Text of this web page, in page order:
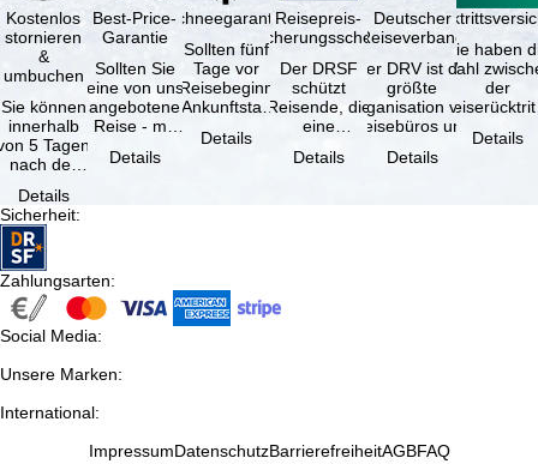
Kostenlos
stornieren
&
umbuchen
Sie können
innerhalb
5 Tagen
nach der
kostenfrei
…
Details
Best-Price-
Garantie
Sollten Sie
eine von uns
angebotene
Reise - mit
Leistung und
Details
Schneegarantie
Sollten fünf
Tage vor
Reisebeginn
(Ankunftstag)
Schneemangel
Details
Reisepreis-
Sicherungsschein
Der DRSF
schützt
Reisende, die
eine
oder
Details
Deutscher
Reiseverband
Der DRV ist die
größte
Organisation von
Reisebüros und
Reiseveranstaltern
in …
Details
Sie haben
Wahl
der
(inklusive
Details
Sicherheit:
Zahlungsarten:
Social Media:
Unsere Marken:
International:
ImpressumDatenschutzBarrierefreiheitAGBFAQ